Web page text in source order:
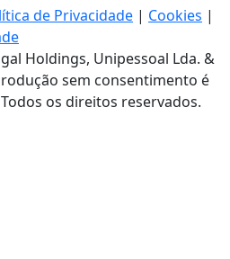
de Privacidade | Cookies |
Holdings, Unipessoal Lda. &
sem consentimento é
os direitos reservados.